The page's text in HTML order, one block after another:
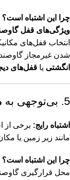
چرا این اشتباه است؟
ویژگی‌های قفل
انتخاب قفل‌های
شدن غیرمجاز
انگشتی یا قفل‌های
5. بی‌توجهی به
اشتباه رایج: برخی از
مانند زیر زمین یا
چرا این اشتباه است؟
محل قرارگیری